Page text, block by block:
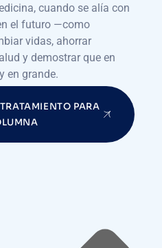
cuando se alía con
el futuro —como
vidas, ahorrar
y demostrar que en
en grande.
PARA